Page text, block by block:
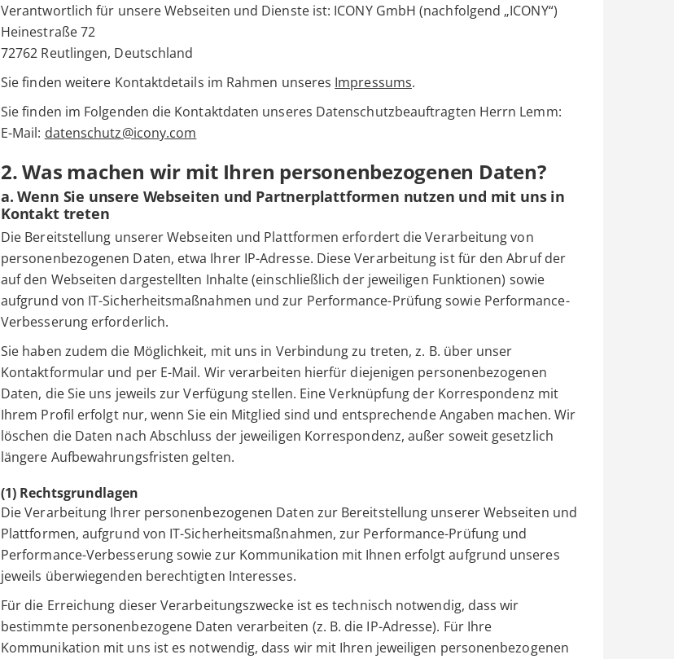
Verantwortlich für unsere Webseiten und Dienste ist: ICONY GmbH (nachfolgend „ICONY“)
Heinestraße 72
72762 Reutlingen, Deutschland
Sie finden weitere Kontaktdetails im Rahmen unseres Impressums.
Sie finden im Folgenden die Kontaktdaten unseres Datenschutzbeauftragten Herrn Lemm:
E-Mail: datenschutz@icony.com
2. Was machen wir mit Ihren personenbezogenen Daten?
a. Wenn Sie unsere Webseiten und Partnerplattformen nutzen und mit uns in
Kontakt treten
Die Bereitstellung unserer Webseiten und Plattformen erfordert die Verarbeitung von
personenbezogenen Daten, etwa Ihrer IP-Adresse. Diese Verarbeitung ist für den Abruf der
auf den Webseiten dargestellten Inhalte (einschließlich der jeweiligen Funktionen) sowie
aufgrund von IT-Sicherheitsmaßnahmen und zur Performance-Prüfung sowie Performance-
Verbesserung erforderlich.
Sie haben zudem die Möglichkeit, mit uns in Verbindung zu treten, z. B. über unser
Kontaktformular und per E-Mail. Wir verarbeiten hierfür diejenigen personenbezogenen
Daten, die Sie uns jeweils zur Verfügung stellen. Eine Verknüpfung der Korrespondenz mit
Ihrem Profil erfolgt nur, wenn Sie ein Mitglied sind und entsprechende Angaben machen. Wir
löschen die Daten nach Abschluss der jeweiligen Korrespondenz, außer soweit gesetzlich
längere Aufbewahrungsfristen gelten.
(1) Rechtsgrundlagen
Die Verarbeitung Ihrer personenbezogenen Daten zur Bereitstellung unserer Webseiten und
Plattformen, aufgrund von IT-Sicherheitsmaßnahmen, zur Performance-Prüfung und
Performance-Verbesserung sowie zur Kommunikation mit Ihnen erfolgt aufgrund unseres
jeweils überwiegenden berechtigten Interesses.
Für die Erreichung dieser Verarbeitungszwecke ist es technisch notwendig, dass wir
bestimmte personenbezogene Daten verarbeiten (z. B. die IP-Adresse). Für Ihre
Kommunikation mit uns ist es notwendig, dass wir mit Ihren jeweiligen personenbezogenen